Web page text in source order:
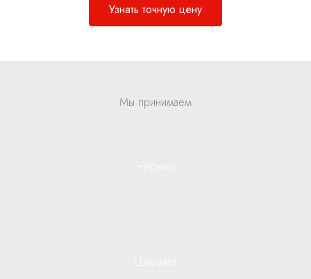
Узнать точную цену
Мы принимаем